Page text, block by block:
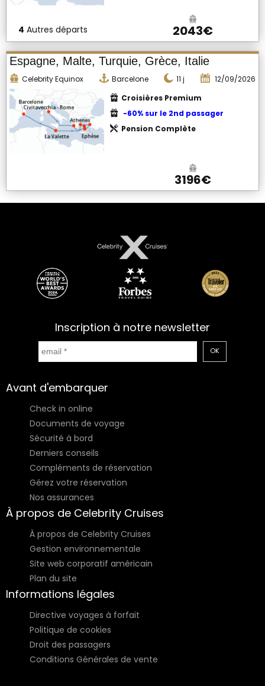
4 Autres départs 2043€
Espagne, Malte, Turquie, Grèce, Italie
Celebrity Equinox Barcelone 11 j
12/09/2026
Croisières Premium
-60% sur le 2nd passager
Pension Complète
3196€
Inscription à notre newsletter
OK
Avant d'embarquer
Check in online
Documents de voyage
Sécurité à bord
Derniers conseils
Compléments de réservation
Gérez votre réservation
Nos assurances
À propos de Celebrity Cruises
À propos de Celebrity Cruises
Gestion environnementale
Site web corporatif américain
Plan du site
Informations légales
Directive voyages à forfait
Politique de cookies
Droit des passagers
Conditions Générales de vente